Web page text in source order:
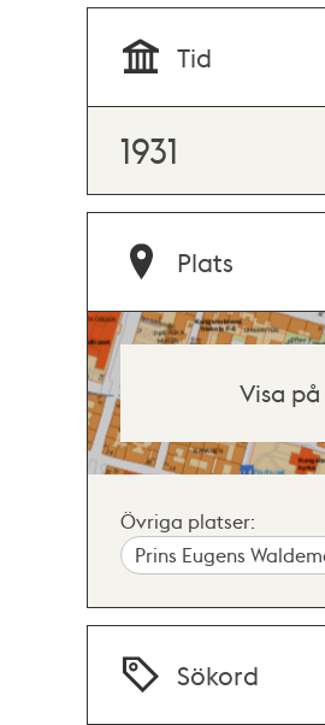
Tid
1931
Plats
Visa
Övriga platser:
Prins Eugens
Sökord